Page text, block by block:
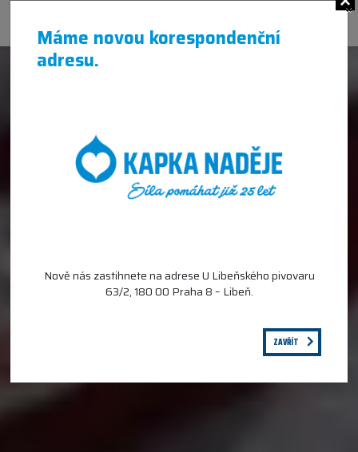
Máme novou korespondenční
adresu.
×
Nově nás zastihnete na adrese U Libeňského pivovaru
63/2, 180 00 Praha 8 – Libeň.
ZAVŘÍT